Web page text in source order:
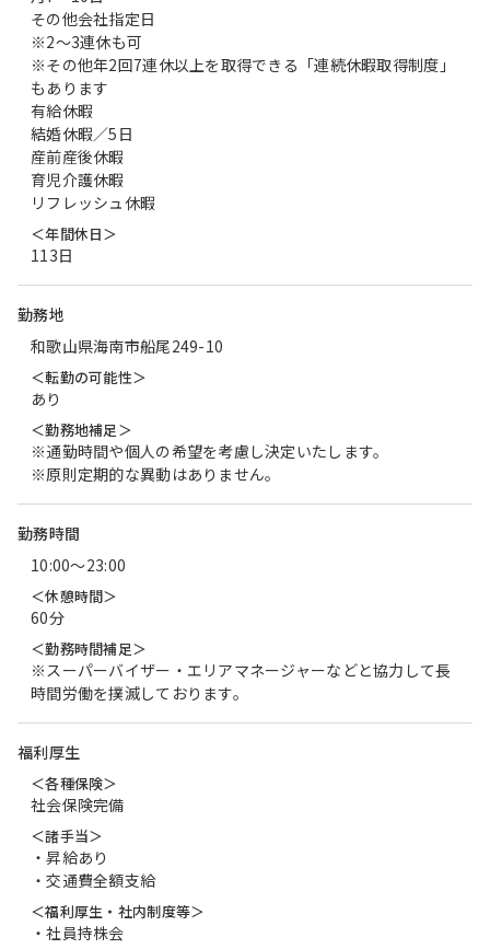
その他会社指定日
※2～3連休も可
※その他年2回7連休以上を取得できる「連続休暇取得制度」
もあります
有給休暇
結婚休暇／5日
産前産後休暇
育児介護休暇
リフレッシュ休暇
＜年間休日＞
113日
勤務地
和歌山県海南市船尾249-10
＜転勤の可能性＞
あり
＜勤務地補足＞
※通勤時間や個人の希望を考慮し決定いたします。
※原則定期的な異動はありません。
勤務時間
10:00〜23:00
＜休憩時間＞
60分
＜勤務時間補足＞
※スーパーバイザー・エリアマネージャーなどと協力して長
時間労働を撲滅しております。
福利厚生
＜各種保険＞
社会保険完備
＜諸手当＞
・昇給あり
・交通費全額支給
＜福利厚生・社内制度等＞
・社員持株会